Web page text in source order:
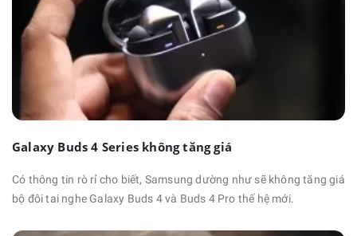
Galaxy Buds 4 Series không tăng giá
Có thông tin rò rỉ cho biết, Samsung dường như sẽ không tăng giá
bộ đôi tai nghe Galaxy Buds 4 và Buds 4 Pro thế hệ mới.